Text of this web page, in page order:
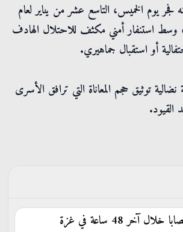
يوم الخميس، التاسع عشر من يناير لعام
وسط استنفار أمني مكثف للاحتلال الهادف
أو استقبال جماهيري.
نضالية توثيق حجم المعاناة التي ترافق الأسرى
القيود.